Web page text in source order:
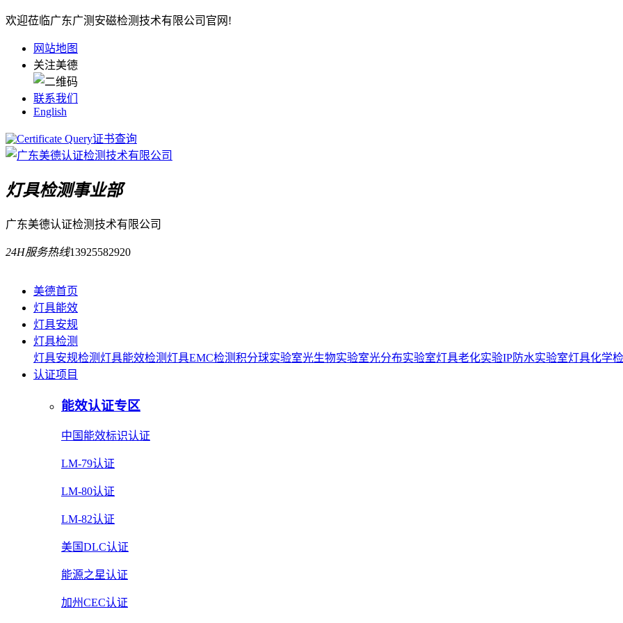
欢迎莅临广东广测安磁检测技术有限公司官网!
网站地图
关注美德
联系我们
English
证书查询
灯具检测事业部
广东美德认证检测技术有限公司
24H服务热线13925582920
美德首页
灯具能效
灯具安规
灯具检测
灯具安规检测 灯具能效检测 灯具EMC检测积分球实验室光生物实验室光分布实验室灯具老化实验IP防水实验室灯具化学
认证项目
能效认证专区
中国能效标识认证
LM-79认证
LM-80认证
LM-82认证
美国DLC认证
能源之星认证
加州CEC认证